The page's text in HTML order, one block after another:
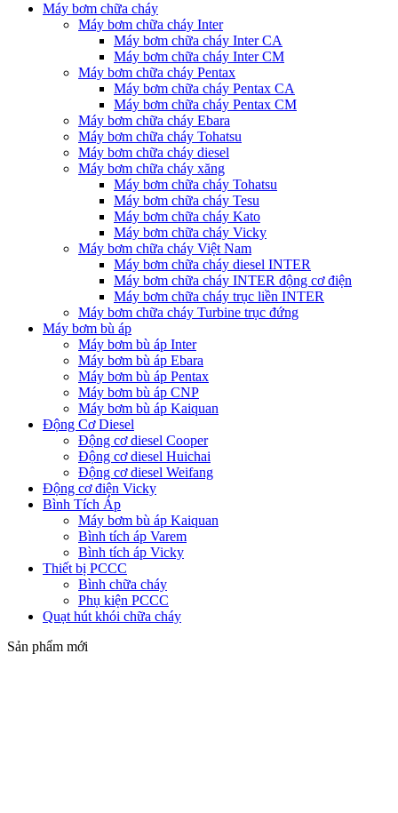
Máy bơm chữa cháy
Máy bơm chữa cháy Inter
Máy bơm chữa cháy Inter CA
Máy bơm chữa cháy Inter CM
Máy bơm chữa cháy Pentax
Máy bơm chữa cháy Pentax CA
Máy bơm chữa cháy Pentax CM
Máy bơm chữa cháy Ebara
Máy bơm chữa cháy Tohatsu
Máy bơm chữa cháy diesel
Máy bơm chữa cháy xăng
Máy bơm chữa cháy Tohatsu
Máy bơm chữa cháy Tesu
Máy bơm chữa cháy Kato
Máy bơm chữa cháy Vicky
Máy bơm chữa cháy Việt Nam
Máy bơm chữa cháy diesel INTER
Máy bơm chữa cháy INTER động cơ điện
Máy bơm chữa cháy trục liền INTER
Máy bơm chữa cháy Turbine trục đứng
Máy bơm bù áp
Máy bơm bù áp Inter
Máy bơm bù áp Ebara
Máy bơm bù áp Pentax
Máy bơm bù áp CNP
Máy bơm bù áp Kaiquan
Động Cơ Diesel
Động cơ diesel Cooper
Động cơ diesel Huichai
Động cơ diesel Weifang
Động cơ điện Vicky
Bình Tích Áp
Máy bơm bù áp Kaiquan
Bình tích áp Varem
Bình tích áp Vicky
Thiết bị PCCC
Bình chữa cháy
Phụ kiện PCCC
Quạt hút khói chữa cháy
Sản phẩm mới